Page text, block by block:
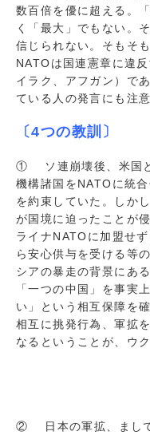
数百倍を優に超える。
く「最大」でもない。
信じられない。そもそも
NATOは国連憲章に違
イラク、アフガン）で
ている人の発言にも注意
〔4つの教訓〕
① ソ連崩壊後、米国と
機構諸国をNATOに統
を約束していた。しか
が国境に迫ったことが
ライナNATOに加盟せ
ら安心供与を受ける等
シアの暴走の背景にあ
「一つの中国」を事実
い」という相互保障を
相互に挑発行為、軍拡
なるということが、ウ
② 日本の軍拡、まして